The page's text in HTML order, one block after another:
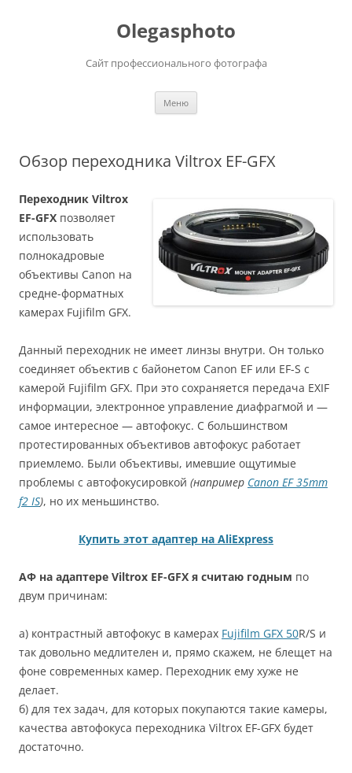
Olegasphoto
Сайт профессионального фотографа
Меню
Обзор переходника Viltrox EF-GFX
Переходник Viltrox
EF-GFX позволяет
использовать
полнокадровые
объективы Canon на
средне-форматных
камерах Fujifilm GFX.
Данный переходник не имеет линзы внутри. Он только
соединяет объектив с байонетом Canon EF или EF-S с
камерой Fujifilm GFX. При это сохраняется передача EXIF
информации, электронное управление диафрагмой и —
самое интересное — автофокус. С большинством
протестированных объективов автофокус работает
приемлемо. Были объективы, имевшие ощутимые
проблемы с автофокусировкой (например Canon EF 35mm
f2 IS), но их меньшинство.
Купить этот адаптер на AliExpress
АФ на адаптере Viltrox EF-GFX я считаю годным по
двум причинам:
а) контрастный автофокус в камерах Fujifilm GFX 50R/S и
так довольно медлителен и, прямо скажем, не блещет на
фоне современных камер. Переходник ему хуже не
делает.
б) для тех задач, для которых покупаются такие камеры,
качества автофокуса переходника Viltrox EF-GFX будет
достаточно.